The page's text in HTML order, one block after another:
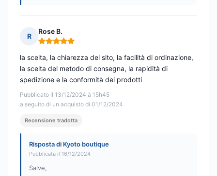
R
Rose B.
Nota: 5 su 5
Pubblicato il 13/12/2024 à 15h45
a seguito di un acquisto di 01/12/2024
la scelta, la chiarezza del sito, la facilità di ordinazione,
la scelta del metodo di consegna, la rapidità di
spedizione e la conformità dei prodotti
Recensione tradotta
Risposta di Kyoto boutique
Pubblicata il 16/12/2024
Salve,